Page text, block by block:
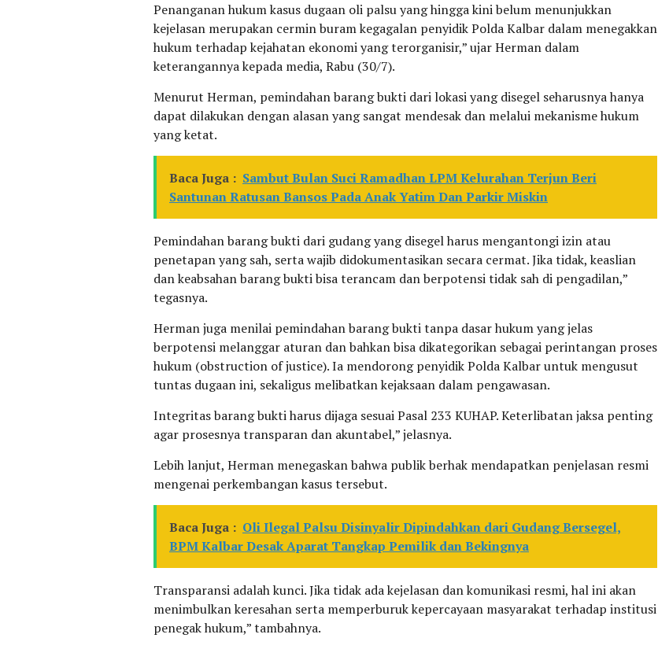
Penanganan hukum kasus dugaan oli palsu yang hingga kini belum menunjukkan
kejelasan merupakan cermin buram kegagalan penyidik Polda Kalbar dalam menegakkan
hukum terhadap kejahatan ekonomi yang terorganisir,” ujar Herman dalam
keterangannya kepada media, Rabu (30/7).
Menurut Herman, pemindahan barang bukti dari lokasi yang disegel seharusnya hanya
dapat dilakukan dengan alasan yang sangat mendesak dan melalui mekanisme hukum
yang ketat.
Baca Juga : Sambut Bulan Suci Ramadhan LPM Kelurahan Terjun Beri
Santunan Ratusan Bansos Pada Anak Yatim Dan Parkir Miskin
Pemindahan barang bukti dari gudang yang disegel harus mengantongi izin atau
penetapan yang sah, serta wajib didokumentasikan secara cermat. Jika tidak, keaslian
dan keabsahan barang bukti bisa terancam dan berpotensi tidak sah di pengadilan,”
tegasnya.
Herman juga menilai pemindahan barang bukti tanpa dasar hukum yang jelas
berpotensi melanggar aturan dan bahkan bisa dikategorikan sebagai perintangan proses
hukum (obstruction of justice). Ia mendorong penyidik Polda Kalbar untuk mengusut
tuntas dugaan ini, sekaligus melibatkan kejaksaan dalam pengawasan.
Integritas barang bukti harus dijaga sesuai Pasal 233 KUHAP. Keterlibatan jaksa penting
agar prosesnya transparan dan akuntabel,” jelasnya.
Lebih lanjut, Herman menegaskan bahwa publik berhak mendapatkan penjelasan resmi
mengenai perkembangan kasus tersebut.
Baca Juga : Oli Ilegal Palsu Disinyalir Dipindahkan dari Gudang Bersegel,
BPM Kalbar Desak Aparat Tangkap Pemilik dan Bekingnya
Transparansi adalah kunci. Jika tidak ada kejelasan dan komunikasi resmi, hal ini akan
menimbulkan keresahan serta memperburuk kepercayaan masyarakat terhadap institusi
penegak hukum,” tambahnya.